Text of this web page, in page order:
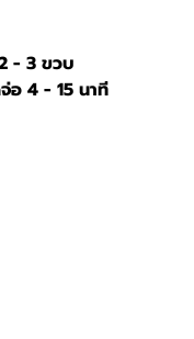
- 3 ขวบ
อ 4 - 15 นาที